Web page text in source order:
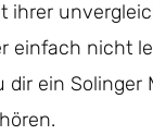
ihrer
einfach nicht
ein Solinger